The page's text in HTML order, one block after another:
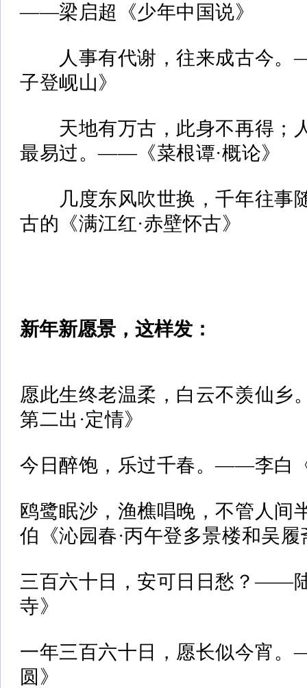
——梁启超《少年中国说》
人事有代谢，往来成古今
子登岘山》
天地有万古，此身不再得；
最易过。——《菜根谭·概论》
几度东风吹世换，千年往
古的《满江红·赤壁怀古》
新年新愿景，这样发：
愿此生终老温柔，白云不羡仙
第二出·定情》
今日醉饱，乐过千春。——李白
鸥鹭眠沙，渔樵唱晚，不管人
伯《沁园春·丙午登多景楼和吴履
三百六十日，安可日日愁？——
寺》
一年三百六十日，愿长似今宵
圆》